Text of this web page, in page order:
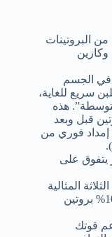
من البروتينات
وكازين
في الجسم
سريع للغاية،
هذه
قبل وبعد
فوري من
يتفوق على
المثالية
لبناء العضلات: 50% كازين، 40% لبن و10% بروتين
قوتك